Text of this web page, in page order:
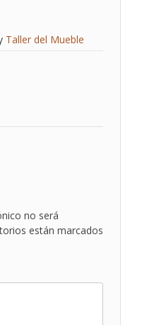
Taller del Mueble
no será
están marcados